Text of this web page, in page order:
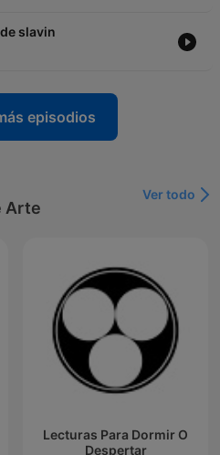
slavin
episodios
Arte
Ver todo
Lecturas Para Dormir O
Despertar